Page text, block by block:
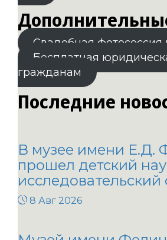
Свадебная фотосессия
Бесплатная
гражданам
Последние
В музее имени Е.Д.
прошел детский
8 Авг 2026